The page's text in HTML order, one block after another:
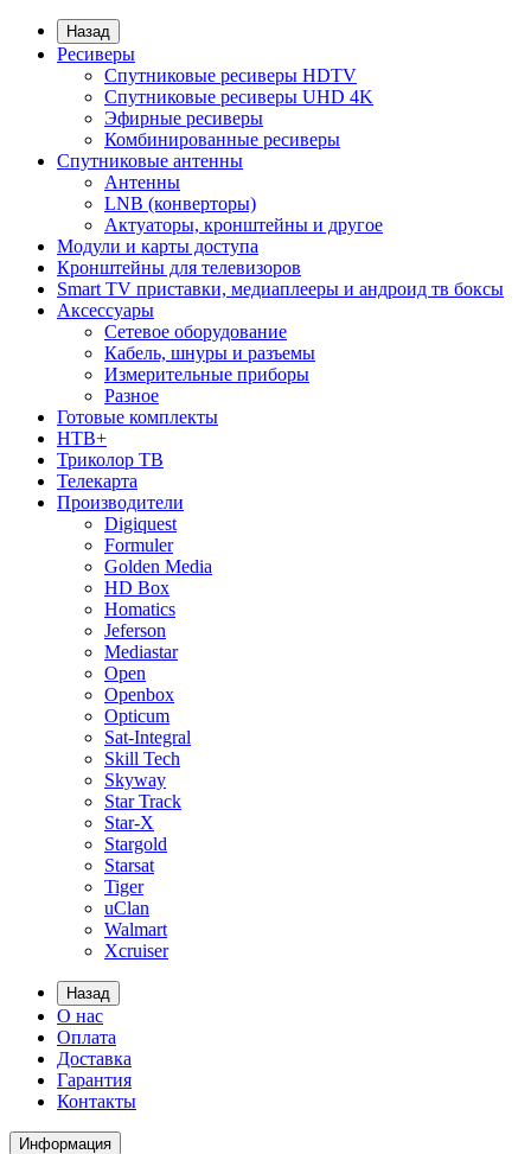
Назад
Ресиверы
Спутниковые ресиверы HDTV
Спутниковые ресиверы UHD 4K
Эфирные ресиверы
Комбинированные ресиверы
Спутниковые антенны
Антенны
LNB (конверторы)
Актуаторы, кронштейны и другое
Модули и карты доступа
Кронштейны для телевизоров
Smart TV приставки, медиаплееры и андроид тв боксы
Аксессуары
Сетевое оборудование
Кабель, шнуры и разъемы
Измерительные приборы
Разное
Готовые комплекты
НТВ+
Триколор ТВ
Телекарта
Производители
Digiquest
Formuler
Golden Media
HD Box
Homatics
Jeferson
Mediastar
Open
Openbox
Opticum
Sat-Integral
Skill Tech
Skyway
Star Track
Star-X
Stargold
Starsat
Tiger
uClan
Walmart
Xcruiser
Назад
О нас
Оплата
Доставка
Гарантия
Контакты
Информация